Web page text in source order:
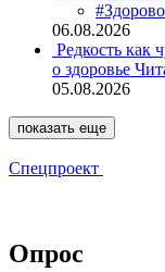
06.08.2026
Редкость как
о здоровье
05.08.2026
показать еще
Спецпроект
Опрос